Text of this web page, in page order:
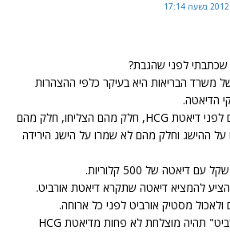
לפני שהגבת?
משרד הבריאות היא בעיקר כלפי ההצהרות
הדיאטה.
אנשים ביצעו דיאטות גם לפני דיאטת HCG, חלק מהם הצליחו, חלק מהם
ההישג וחלק מהם לא שמרו על הישג הירידה
של 500 קלוריות.
להמציא דיאטה שתקרא דיאטת אורביט.
אני בטוח "שדיאטת אורביט" תהיה מוצלחת לא פחות מדיאטת HCG